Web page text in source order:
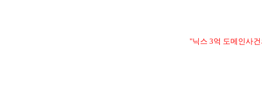
"닉스 3억 도메인사